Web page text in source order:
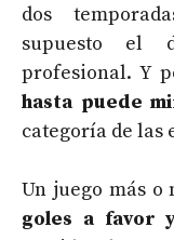
dos
supuesto el
profesional. Y
hasta puede
categoría de las
Un juego más o
goles a favor